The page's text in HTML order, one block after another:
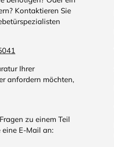
Kontaktieren Sie
Ihrer
anfordern möchten,
zu einem Teil
eine E-Mail an: